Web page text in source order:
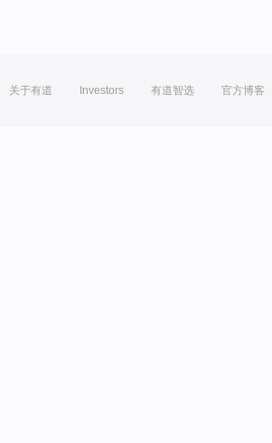
关于有道 Investors 有道智选 官方博客